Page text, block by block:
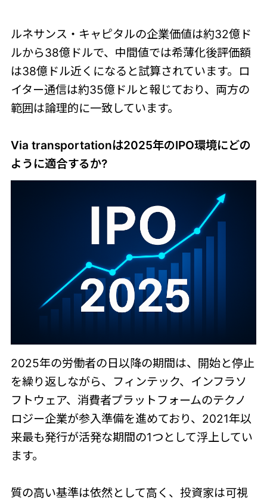
ルネサンス・キャピタルの企業価値は約32億ド
ルから38億ドルで、中間値では希薄化後評価額
は38億ドル近くになると試算されています。ロ
イター通信は約35億ドルと報じており、両方の
範囲は論理的に一致しています。
Via transportationは2025年のIPO環境にどの
ように適合するか?
2025年の労働者の日以降の期間は、開始と停止
を繰り返しながら、フィンテック、インフラソ
フトウェア、消費者プラットフォームのテクノ
ロジー企業が参入準備を進めており、2021年以
来最も発行が活発な期間の1つとして浮上してい
ます。
質の高い基準は依然として高く、投資家は可視